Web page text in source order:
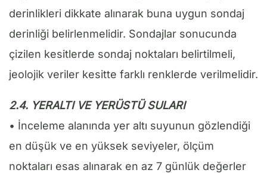
derinlikleri dikkate alınarak buna uygun sondaj
derinliği belirlenmelidir. Sondajlar sonucunda
çizilen kesitlerde sondaj noktaları belirtilmeli,
jeolojik veriler kesitte farklı renklerde verilmelidir.
2.4. YERALTI VE YERÜSTÜ SULARI
• İnceleme alanında yer altı suyunun gözlendiği
en düşük ve en yüksek seviyeler, ölçüm
noktaları esas alınarak en az 7 günlük değerler